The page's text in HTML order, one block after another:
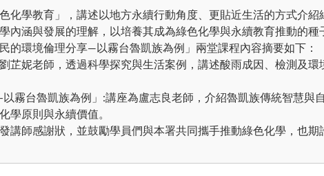
化學教育」，講述以地方永續行動角度、更貼近生活的方式介
內涵與發展的理解，以培養其成為綠色化學與永續教育推動的種
的環境倫理分享—以霧台魯凱族為例」兩堂課程內容摘要如下：
芷妮老師，透過科學探究與生活案例，講述酸雨成因、檢測及
以霧台魯凱族為例」:講座為盧志良老師，介紹魯凱族傳統智慧與
學原則與永續價值。
講師感謝狀，並鼓勵學員們與本署共同攜手推動綠色化學，也